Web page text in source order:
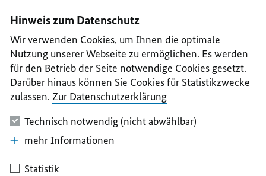
II
III
IV
V
Hinweis zum Datenschutz
Wir verwenden Cookies, um Ihnen die optimale
Nutzung unserer Webseite zu ermöglichen. Es werden
für den Betrieb der Seite notwendige Cookies gesetzt.
Darüber hinaus können Sie Cookies für Statistikzwecke
zulassen. Zur Datenschutzerklärung
Technisch notwendig (nicht abwählbar)
mehr Informationen
Statistik